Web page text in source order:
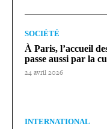
SOCIÉTÉ
À Paris, l’accueil
passe aussi par la
24 avril 2026
INTERNATIONAL